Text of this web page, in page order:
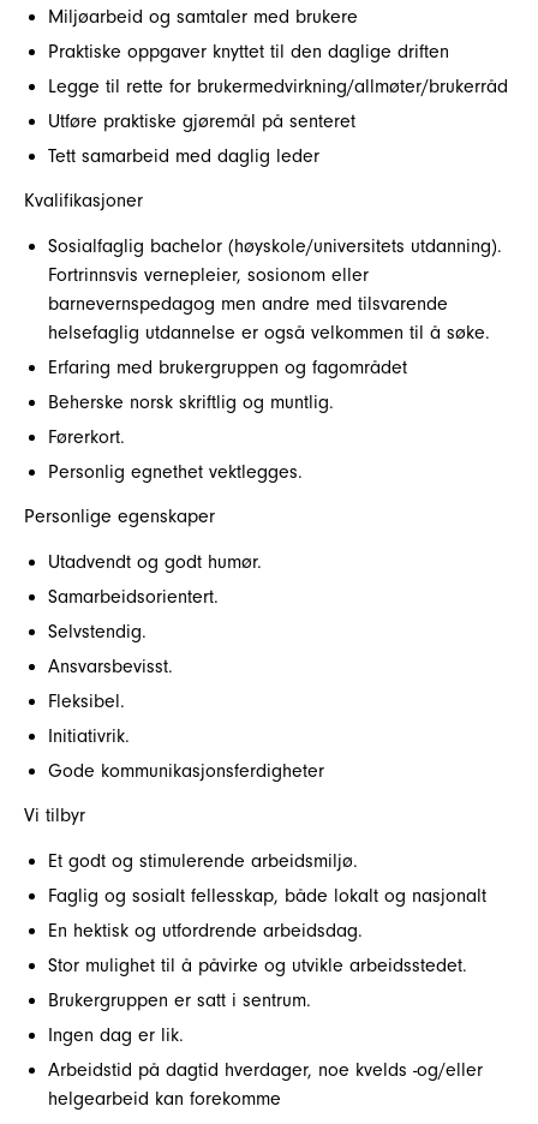
Miljøarbeid og samtaler med brukere
Praktiske oppgaver knyttet til den daglige driften
Legge til rette for brukermedvirkning/allmøter/brukerråd
Utføre praktiske gjøremål på senteret
Tett samarbeid med daglig leder
Kvalifikasjoner
Sosialfaglig bachelor (høyskole/universitets utdanning).
Fortrinnsvis vernepleier, sosionom eller
barnevernspedagog men andre med tilsvarende
helsefaglig utdannelse er også velkommen til å søke.
Erfaring med brukergruppen og fagområdet
Beherske norsk skriftlig og muntlig.
Førerkort.
Personlig egnethet vektlegges.
Personlige egenskaper
Utadvendt og godt humør.
Samarbeidsorientert.
Selvstendig.
Ansvarsbevisst.
Fleksibel.
Initiativrik.
Gode kommunikasjonsferdigheter
Vi tilbyr
Et godt og stimulerende arbeidsmiljø.
Faglig og sosialt fellesskap, både lokalt og nasjonalt
En hektisk og utfordrende arbeidsdag.
Stor mulighet til å påvirke og utvikle arbeidsstedet.
Brukergruppen er satt i sentrum.
Ingen dag er lik.
Arbeidstid på dagtid hverdager, noe kvelds -og/eller
helgearbeid kan forekomme